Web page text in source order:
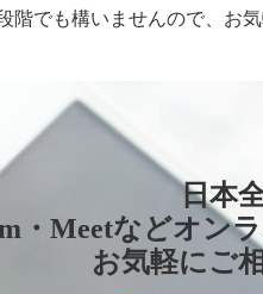
階でも構いませんので、お
日本
・Meetなどオン
お気軽にご